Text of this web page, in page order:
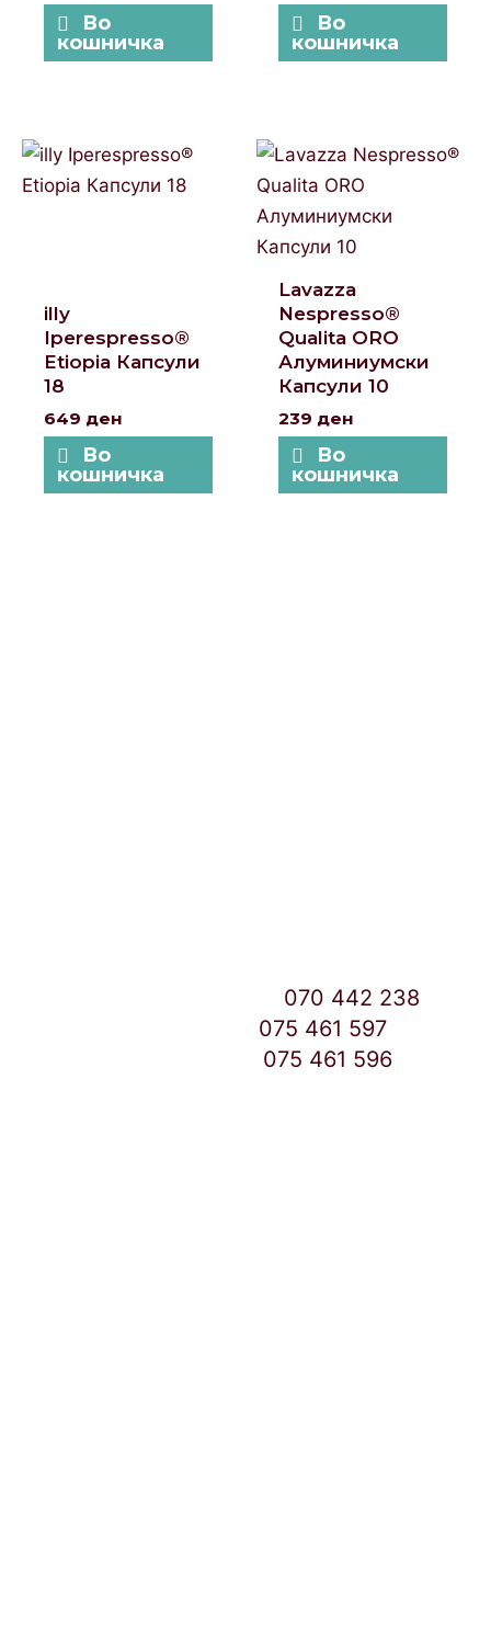
Во
кошничка
Во
кошничка
illy
Iperespresso®
Etiopia Капсули
18
649 ден
Во
кошничка
Lavazza
Nespresso®
Qualita ORO
Алуминиумски
Капсули 10
239 ден
Во
кошничка
070 442 238
075 461 597
075 461 596